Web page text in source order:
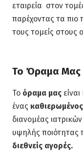
εταιρεία στον
παρέχοντας τα πιο
τους τομείς στους
Το Όραμα Μας
Το όραμα μας
ένας καθιερωμένος
διανομέας
υψηλής ποιότητας
διεθνείς αγορές.